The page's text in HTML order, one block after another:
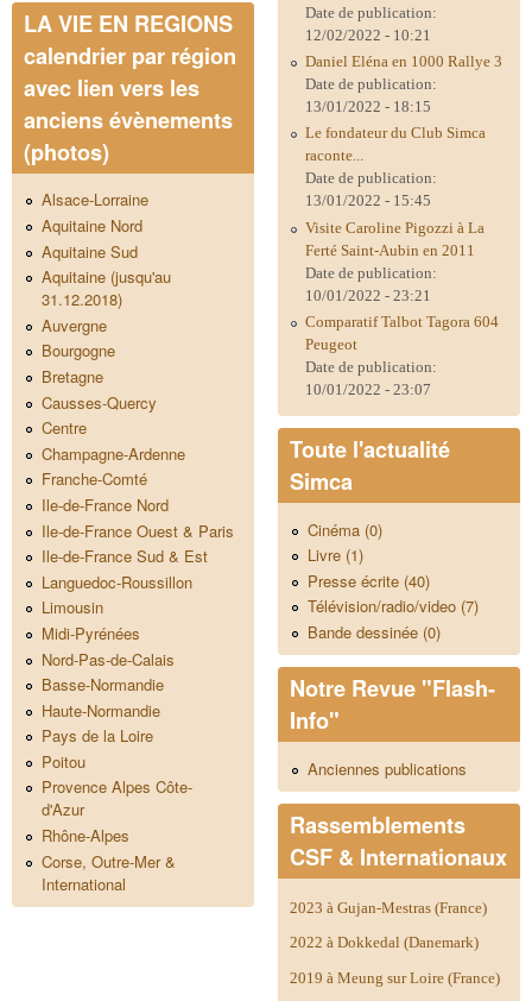
LA VIE EN REGIONS
calendrier par région
avec lien vers les
anciens évènements
(photos)
Alsace-Lorraine
Aquitaine Nord
Aquitaine Sud
Aquitaine (jusqu'au
31.12.2018)
Auvergne
Bourgogne
Bretagne
Causses-Quercy
Centre
Champagne-Ardenne
Franche-Comté
Ile-de-France Nord
Ile-de-France Ouest & Paris
Ile-de-France Sud & Est
Languedoc-Roussillon
Limousin
Midi-Pyrénées
Nord-Pas-de-Calais
Basse-Normandie
Haute-Normandie
Pays de la Loire
Poitou
Provence Alpes Côte-
d'Azur
Rhône-Alpes
Corse, Outre-Mer &
International
Date de publication:
12/02/2022 - 10:21
Daniel Eléna en 1000 Rallye 3
Date de publication:
13/01/2022 - 18:15
Le fondateur du Club Simca
raconte...
Date de publication:
13/01/2022 - 15:45
Visite Caroline Pigozzi à La
Ferté Saint-Aubin en 2011
Date de publication:
10/01/2022 - 23:21
Comparatif Talbot Tagora 604
Peugeot
Date de publication:
10/01/2022 - 23:07
Toute l'actualité
Simca
Cinéma (0)
Livre (1)
Presse écrite (40)
Télévision/radio/video (7)
Bande dessinée (0)
Notre Revue "Flash-
Info"
Anciennes publications
Rassemblements
CSF & Internationaux
2023 à Gujan-Mestras (France)
2022 à Dokkedal (Danemark)
2019 à Meung sur Loire (France)